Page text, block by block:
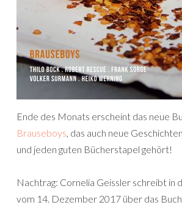
Ende des Monats erscheint das neue
Brauseboys, das auch neue
und jeden guten Bücherstapel gehört!
Nachtrag: Cornelia Geissler schreibt in
vom 14. Dezember 2017 über das